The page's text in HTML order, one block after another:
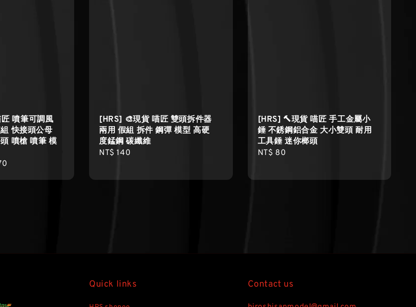
噴筆可調風
快接頭公母
噴槍 噴筆 模
[HRS] 🎨現貨 喵匠 雙頭拆件器
兩用 假組 拆件 鋼彈 模型 高硬
度錳鋼 碳纖維
Regular
NT$ 140
[HRS] 🔨現貨 喵匠 手工金屬小
錘 不銹鋼鋁合金 大小雙頭 耐用
工具錘 迷你榔頭
Regular
NT$ 80
Quick links Contact us